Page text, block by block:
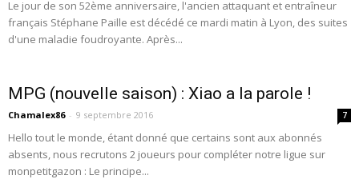
Le jour de son 52ème anniversaire, l'ancien attaquant et entraîneur
français Stéphane Paille est décédé ce mardi matin à Lyon, des suites
d'une maladie foudroyante. Après...
MPG (nouvelle saison) : Xiao a la parole !
Chamalex86 - 9 septembre 2016 7
Hello tout le monde, étant donné que certains sont aux abonnés
absents, nous recrutons 2 joueurs pour compléter notre ligue sur
monpetitgazon : Le principe...